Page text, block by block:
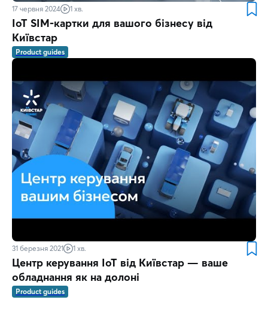
17 червня 2024 1 хв.
IoT SIM-картки для вашого бізнесу від
Київстар
Product guides
31 березня 2021 1 хв.
Центр керування IoT від Київстар — ваше
обладнання як на долоні
Product guides